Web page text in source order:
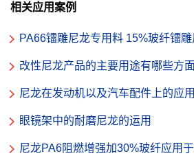
相关应用案例
PA66镭雕尼龙专用料 15%玻纤镭
改性尼龙产品的主要用途有哪些方面
尼龙在发动机以及汽车配件上的应用
眼镜架中的耐磨尼龙的运用
尼龙PA6阻燃增强加30%玻纤应用